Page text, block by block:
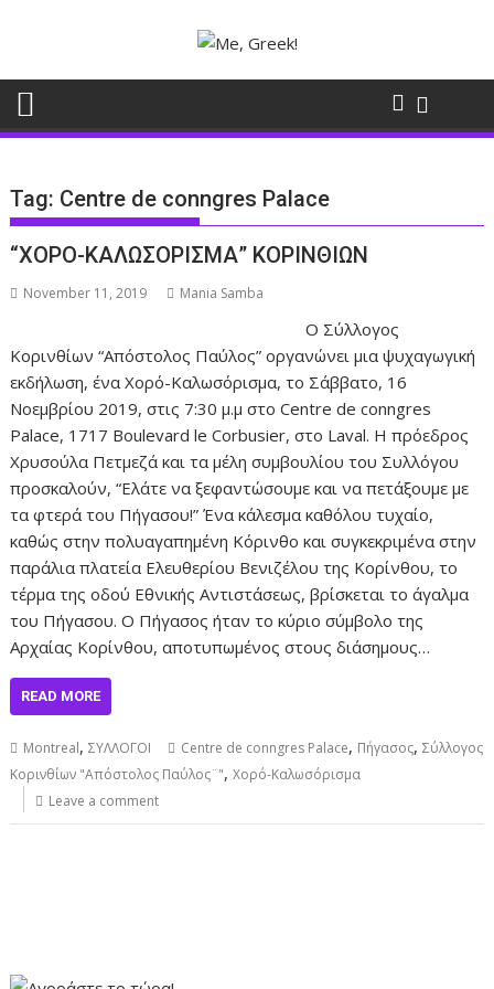
Tag: Centre de conngres Palace
“ΧΟΡΟ-ΚΑΛΩΣΟΡΙΣΜΑ” ΚΟΡΙΝΘΙΩΝ
November 11, 2019 Mania Samba
Ο Σύλλογος
Κορινθίων “Απόστολος Παύλος” οργανώνει μια ψυχαγωγική
εκδήλωση, ένα Χορό-Καλωσόρισμα, το Σάββατο, 16
Νοεμβρίου 2019, στις 7:30 μ.μ στο Centre de conngres
Palace, 1717 Boulevard le Corbusier, στο Laval. Η πρόεδρος
Χρυσούλα Πετμεζά και τα μέλη συμβουλίου του Συλλόγου
προσκαλούν, “Ελάτε να ξεφαντώσουμε και να πετάξουμε με
τα φτερά του Πήγασου!” Ένα κάλεσμα καθόλου τυχαίο,
καθώς στην πολυαγαπημένη Κόρινθο και συγκεκριμένα στην
παράλια πλατεία Ελευθερίου Βενιζέλου της Κορίνθου, το
τέρμα της οδού Εθνικής Αντιστάσεως, βρίσκεται το άγαλμα
του Πήγασου. Ο Πήγασος ήταν το κύριο σύμβολο της
Αρχαίας Κορίνθου, αποτυπωμένος στους διάσημους…
READ MORE
Montreal,ΣΥΛΛΟΓΟΙ Centre de conngres Palace, Πήγασος,Σύλλογος
Κορινθίων "Απόστολος Παύλος¨",Χορό-Καλωσόρισμα
Leave a comment